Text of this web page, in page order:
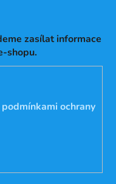
zasílat informace
shopu.
podmínkami ochrany